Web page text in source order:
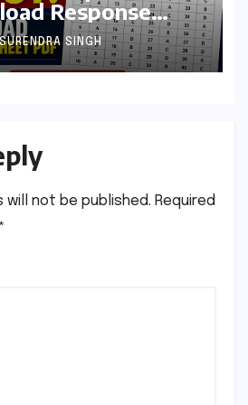
Response
ssc.gov.in
SINGH
will not be published. Required